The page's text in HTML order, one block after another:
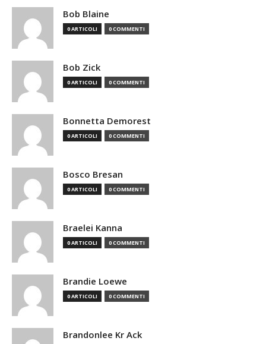
Bob Blaine
0 ARTICOLI 0 COMMENTI
Bob Zick
0 ARTICOLI 0 COMMENTI
Bonnetta Demorest
0 ARTICOLI 0 COMMENTI
Bosco Bresan
0 ARTICOLI 0 COMMENTI
Braelei Kanna
0 ARTICOLI 0 COMMENTI
Brandie Loewe
0 ARTICOLI 0 COMMENTI
Brandonlee Kr Ack